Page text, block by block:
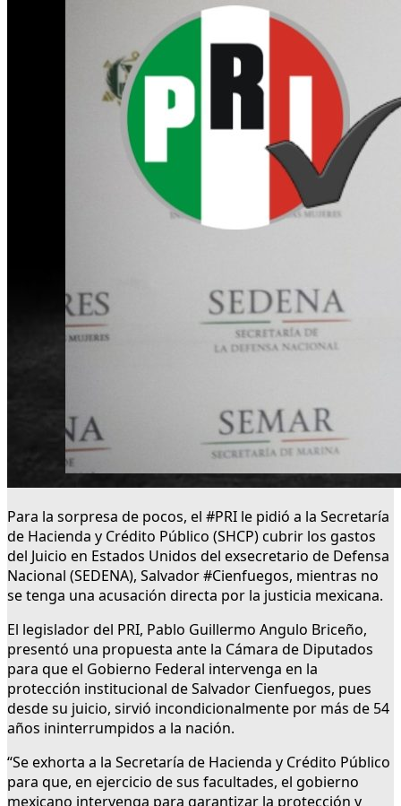
Para la sorpresa de pocos, el #PRI le pidió a la Secretaría
de Hacienda y Crédito Público (SHCP) cubrir los gastos
del Juicio en Estados Unidos del exsecretario de Defensa
Nacional (SEDENA), Salvador #Cienfuegos, mientras no
se tenga una acusación directa por la justicia mexicana.
El legislador del PRI, Pablo Guillermo Angulo Briceño,
presentó una propuesta ante la Cámara de Diputados
para que el Gobierno Federal intervenga en la
protección institucional de Salvador Cienfuegos, pues
desde su juicio, sirvió incondicionalmente por más de 54
años ininterrumpidos a la nación.
“Se exhorta a la Secretaría de Hacienda y Crédito Público
para que, en ejercicio de sus facultades, el gobierno
mexicano intervenga para garantizar la protección y